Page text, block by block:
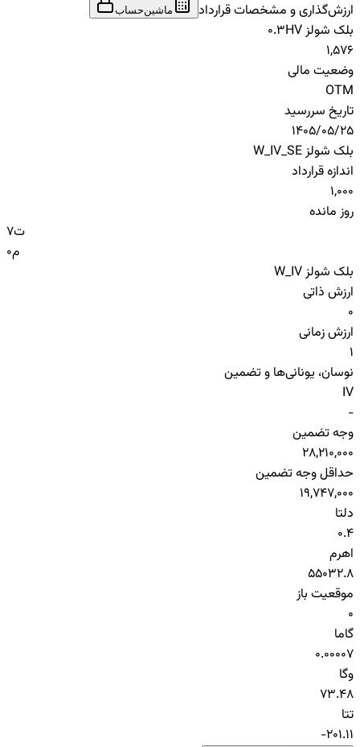
ارزش‌گذاری و مشخصات قرارداد
ماشین‌حساب
بلک شولز HV
0.3
1,576
وضعیت مالی
OTM
تاریخ سررسید
1405/05/25
بلک شولز W_IV_SE
اندازه قرارداد
1,000
روز مانده
7ت
0م
بلک شولز W_IV
ارزش ذاتی
0
ارزش زمانی
1
نوسان، یونانی‌ها و تضمین
IV
-
وجه تضمین
28,210,000
حداقل وجه تضمین
19,747,000
دلتا
0.4
اهرم
55032.8
موقعیت باز
0
گاما
0.00007
وگا
73.48
تتا
-201.11